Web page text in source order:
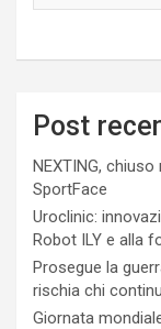
Post
NEXTING,
SportFace
Uroclinic:
Robot ILY e alla
Prosegue la
rischia chi
Giornata